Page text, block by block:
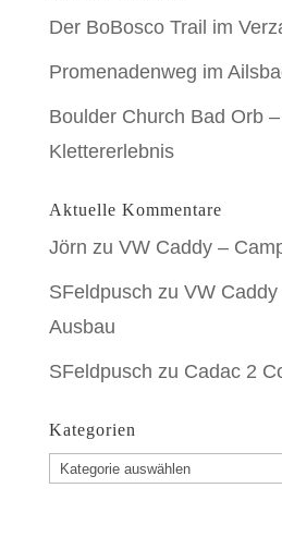
Der BoBosco Trail im
Promenadenweg im
Boulder Church Bad Orb
Klettererlebnis
Aktuelle Kommentare
Jörn zu VW Caddy –
SFeldpusch zu VW
Ausbau
SFeldpusch zu Cadac 2
Kategorien
Kategorien